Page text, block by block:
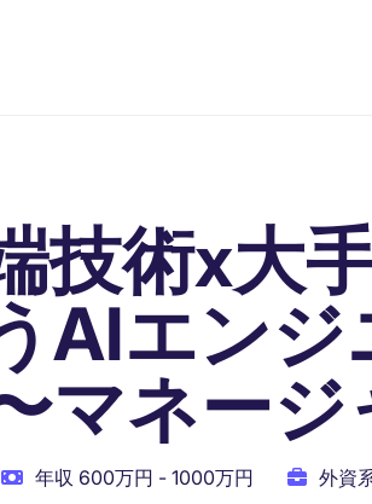
技術x大
AIエン
マネージ
年収 600万円 - 1000万円 外資